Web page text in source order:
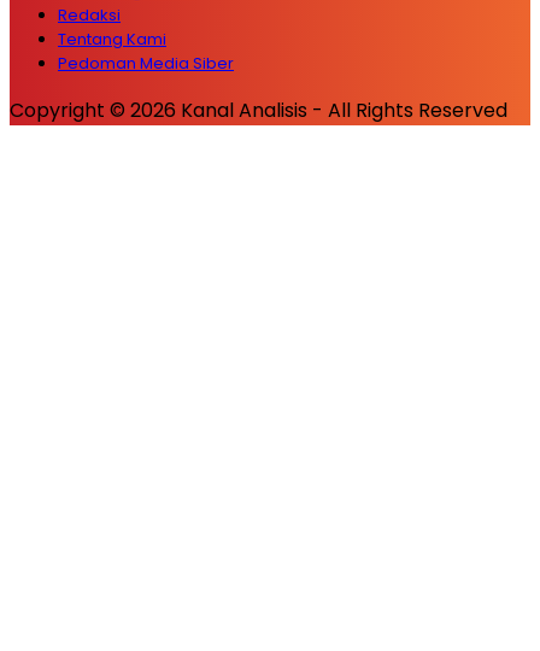
Redaksi
Tentang Kami
Pedoman Media Siber
Copyright © 2026 Kanal Analisis - All Rights Reserved